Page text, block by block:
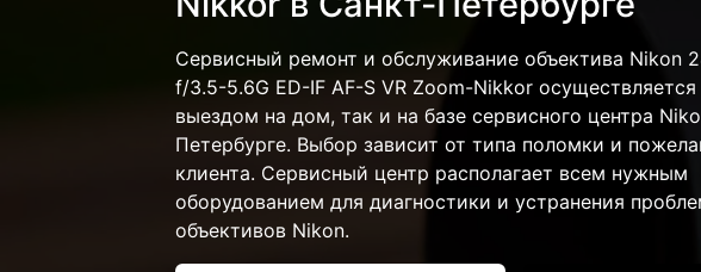
Сервисный ремонт и обслуживание объектива Nikon
f/3.5-5.6G ED-IF AF-S VR Zoom-Nikkor осуществляется
выездом на дом, так и на базе сервисного центра
Петербурге. Выбор зависит от типа поломки и
клиента. Сервисный центр располагает всем нужным
оборудованием для диагностики и устранения
объективов Nikon.